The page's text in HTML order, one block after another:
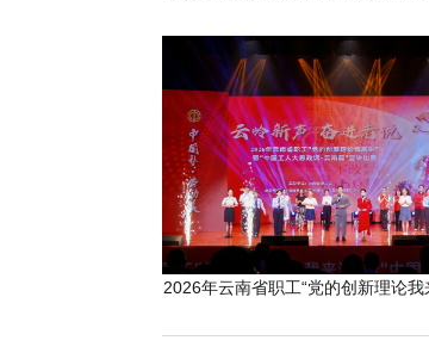
2026年云南省职工“党的创新理论我